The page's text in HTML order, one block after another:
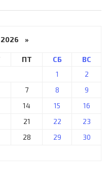
»
ПТ СБ
ВС
1
2
7 8
9
14 15
16
21 22
23
28 29
30